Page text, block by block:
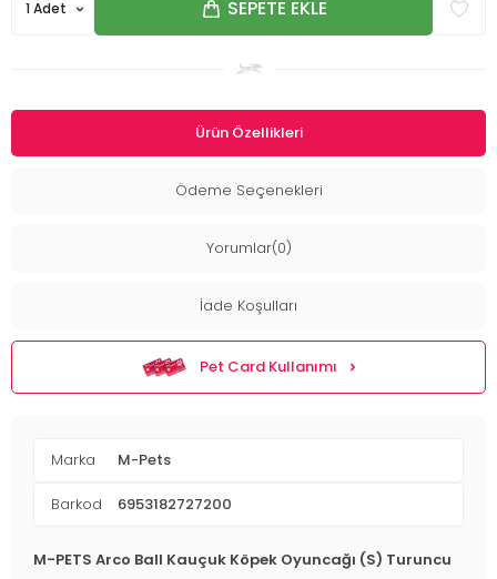
SEPETE EKLE
Ürün Özellikleri
Ödeme Seçenekleri
Yorumlar(0)
İade Koşulları
Pet Card Kullanımı
Marka M-Pets
Barkod 6953182727200
M-PETS Arco Ball Kauçuk Köpek Oyuncağı (S) Turuncu